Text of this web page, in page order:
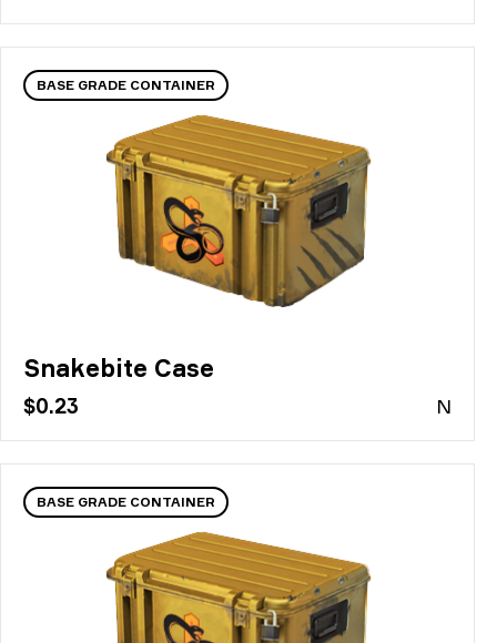
BASE GRADE CONTAINER
Snakebite Case
$0.23 N
BASE GRADE CONTAINER